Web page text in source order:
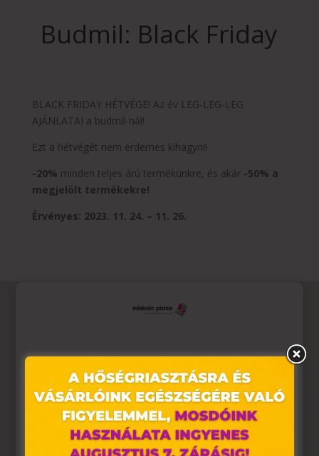
Budmil: Black Friday
BLACK FRIDAY HÉTVÉGE! Az év LEG-LEG-LEG
AJÁNLATAI a budmil-nál!
Ezt a hétvégét nem érdemes kihagyni!
-20% minden teljes árú termékünkre, és akár -50% a
megjelölt termékekre!
Érvényes: 2023. 11. 24. – 11. 26.
Weboldalunkon „cookie"-kat (továbbiakban „süti")
alkalmazunk. Ezek olyan fájlok, melyek információt
tárolnak webes böngészőjében. Ehhez az Ön
hozzájárulása szükséges.